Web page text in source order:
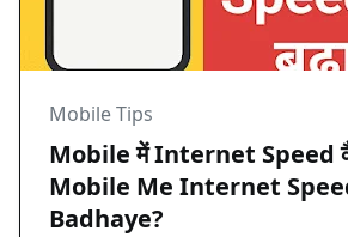
Mobile Tips
Mobile में Internet Speed
Mobile Me Internet
Badhaye?